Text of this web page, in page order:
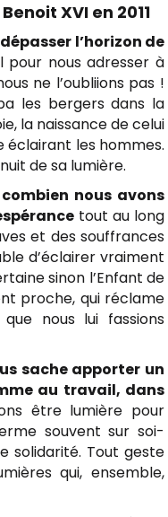
XVI en 2011
l’horizon de
nous adresser à
ne l’oubliions pas !
les bergers dans la
la naissance de celui
éclairant les hommes.
de sa lumière.
nous avons
tout au long
et des souffrances
d’éclairer vraiment
sinon l’Enfant de
proche, qui réclame
nous lui fassions
sache apporter un
au travail, dans
être lumière pour
souvent sur soi-
solidarité. Tout geste
qui, ensemble,